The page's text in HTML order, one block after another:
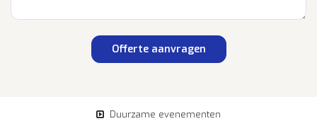
Offerte aanvragen
Duurzame evenementen